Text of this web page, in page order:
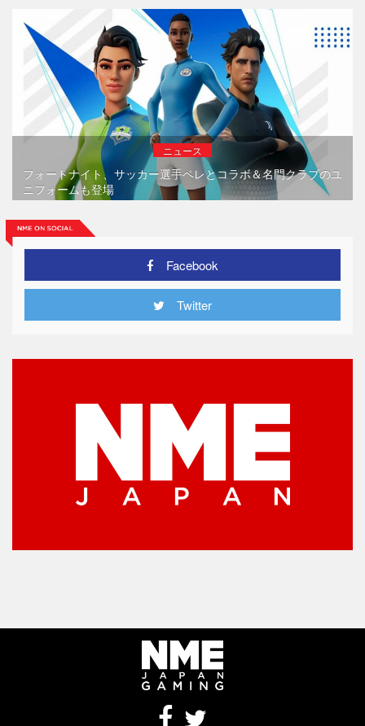
ニュース
フォートナイト、サッカー選手ペレとコラボ＆名門クラブのユ
ニフォームも登場
Facebook
Twitter